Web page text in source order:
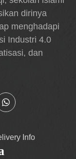
dirinya
menghadapi
Industri 4.0
dan
Info